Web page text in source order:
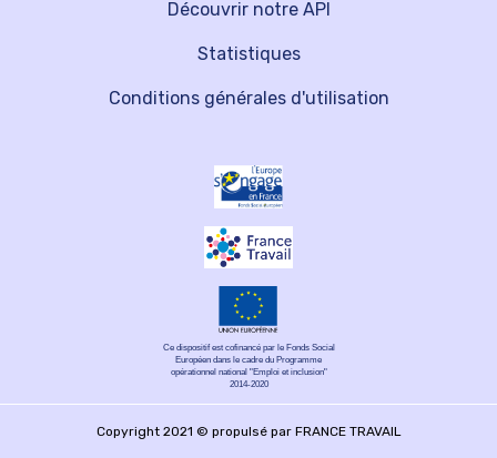
Découvrir notre API
Statistiques
Conditions générales d'utilisation
Ce dispositif est cofinancé par le Fonds Social
Européen dans le cadre du Programme
opérationnel national "Emploi et inclusion"
2014-2020
Copyright 2021 © propulsé par FRANCE TRAVAIL